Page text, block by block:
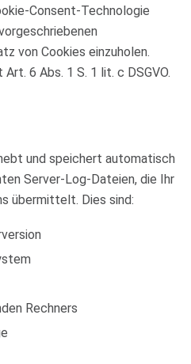
Consent-Technologie
von Cookies einzuholen.
6 Abs. 1 S. 1 lit. c DSGVO.
und speichert automatisch
Server-Log-Dateien, die Ihr
übermittelt. Dies sind:
Rechners